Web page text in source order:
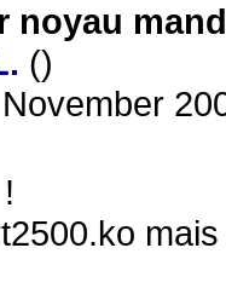
noyau
()